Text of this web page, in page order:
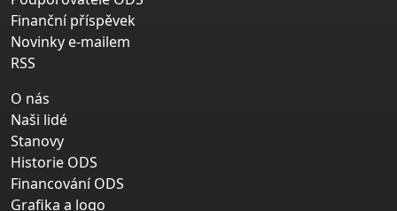
Finanční příspěvek
Novinky e-mailem
RSS
O nás
Naši lidé
Stanovy
Historie ODS
Financování ODS
Grafika a logo